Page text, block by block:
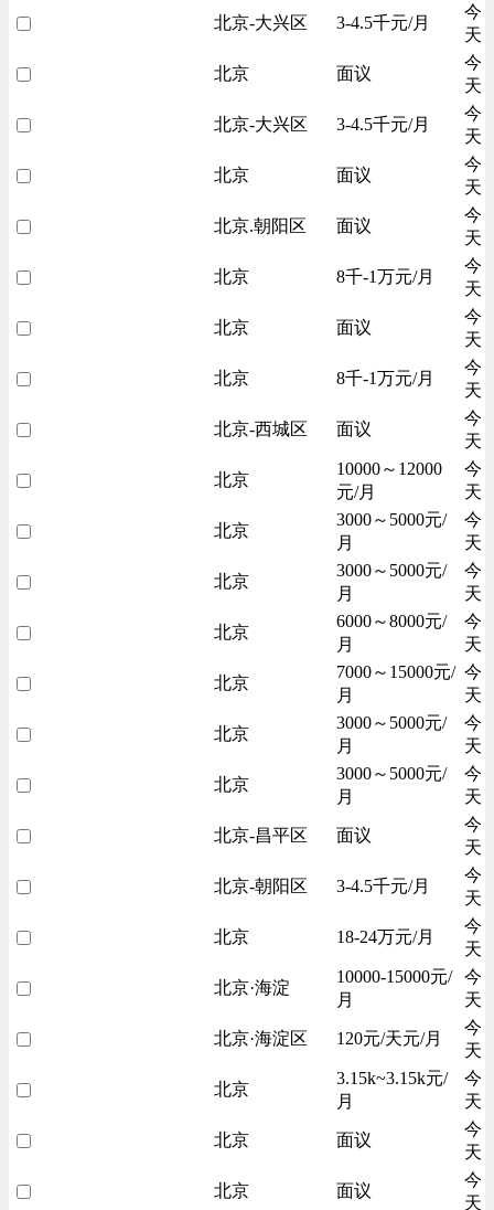
北京-大兴区 3-4.5千元/月
今
天
北京 面议
今
天
北京-大兴区 3-4.5千元/月
今
天
北京 面议
今
天
北京.朝阳区 面议
今
天
北京 8千-1万元/月
今
天
北京 面议
今
天
北京 8千-1万元/月
今
天
北京-西城区 面议
今
天
北京
10000～12000
元/月
今
天
北京
3000～5000元/
月
今
天
北京
3000～5000元/
月
今
天
北京
6000～8000元/
月
今
天
北京
7000～15000元/
月
今
天
北京
3000～5000元/
月
今
天
北京
3000～5000元/
月
今
天
北京-昌平区 面议
今
天
北京-朝阳区 3-4.5千元/月
今
天
北京 18-24万元/月
今
天
北京·海淀
10000-15000元/
月
今
天
北京·海淀区 120元/天元/月
今
天
北京
3.15k~3.15k元/
月
今
天
北京 面议
今
天
北京 面议
今
天